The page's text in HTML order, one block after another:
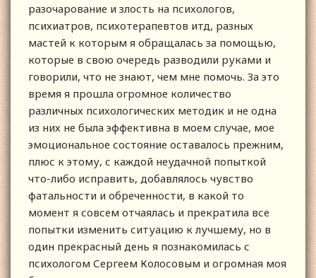
разочарование и злость на психологов,
психиатров, психотерапевтов итд, разных
мастей к которым я обращалась за помощью,
которые в свою очередь разводили руками и
говорили, что не знают, чем мне помочь. За это
время я прошла огромное количество
различных психологических методик и не одна
из них не была эффективна в моем случае, мое
эмоциональное состояние оставалось прежним,
плюс к этому, с каждой неудачной попыткой
что-либо исправить, добавлялось чувство
фатальности и обреченности, в какой то
момент я совсем отчаялась и прекратила все
попытки изменить ситуацию к лучшему, но в
один прекрасный день я познакомилась с
психологом Сергеем Колосовым и огромная моя